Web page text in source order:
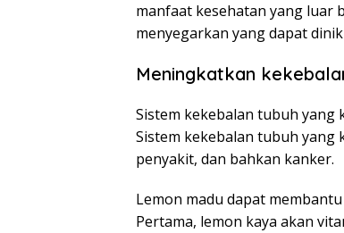
manfaat kesehatan yang luar
menyegarkan yang dapat
Meningkatkan
Sistem kekebalan tubuh yang
Sistem kekebalan tubuh
penyakit, dan bahkan kanker.
Lemon madu dapat
Pertama, lemon kaya akan